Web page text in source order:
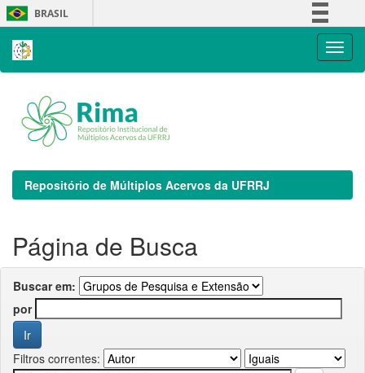
Skip
navigation
BRASIL
Repositório de Múltiplos Acervos da UFRRJ
Página de Busca
Buscar em:
por
Filtros correntes: